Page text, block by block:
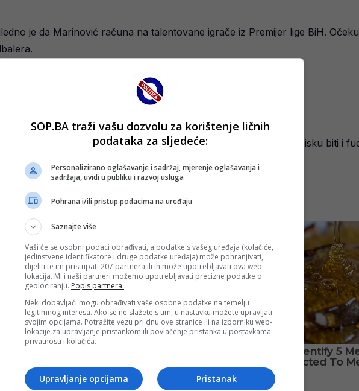
je da Marinović računa na talentovane igrače iz Premijer lige BiH.
izgraditi konkurentan tim za buduće kvalifikacije.
Srbije i Crne Gore bit će dobra prilika za uigravanje ekipe.
testira formu i mogućnosti mladih igrača. Pitanje je hoće li na spisku biti i
i Nogometni savez Bosne i Hercegovine.
SOP.BA traži vašu dozvolu za korištenje ličnih
podataka za sljedeće:
Personalizirano oglašavanje i sadržaj, mjerenje oglašavanja i
sadržaja, uvidi u publiku i razvoj usluga
Pohrana i/ili pristup podacima na uređaju
Saznajte više
Vaši će se osobni podaci obrađivati, a podatke s vašeg uređaja (kolačiće,
jedinstvene identifikatore i druge podatke uređaja) može pohranjivati,
dijeliti te im pristupati 207 partnera ili ih može upotrebljavati ova web-
lokacija. Mi i naši partneri možemo upotrebljavati precizne podatke o
geolociranju. Popis partnera.
Neki dobavljači mogu obrađivati vaše osobne podatke na temelju
legitimnog interesa. Ako se ne slažete s tim, u nastavku možete upravljati
svojim opcijama. Potražite vezu pri dnu ove stranice ili na izborniku web-
lokacije za upravljanje pristankom ili povlačenje pristanka u postavkama
privatnosti i kolačića.
Pristanak
Upravljanje opcijama